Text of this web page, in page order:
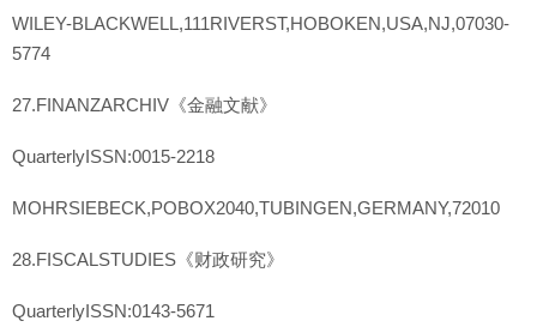
WILEY-BLACKWELL,111RIVERST,HOBOKEN,USA,NJ,07030-
5774
27.FINANZARCHIV《金融文献》
QuarterlyISSN:0015-2218
MOHRSIEBECK,POBOX2040,TUBINGEN,GERMANY,72010
28.FISCALSTUDIES《财政研究》
QuarterlyISSN:0143-5671